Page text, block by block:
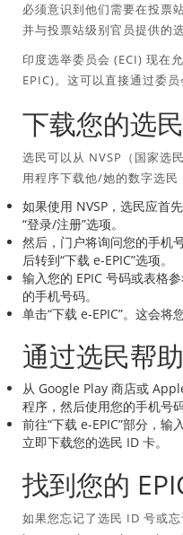
必须意识到他们需要在投票
并与投票站级别官员提供的
印度选举委员会 (ECI) 现在
EPIC)。这可以直接通过委员
下载您的选
选民可以从 NVSP（国家选
用程序下载他/她的数字选民
如果使用 NVSP，选民应
“登录/注册”选项。
然后，门户将询问您的手机
后转到“下载 e-EPIC”选项。
输入您的 EPIC 号码或表格
的手机号码。
单击“下载 e-EPIC”。这会将
通过选民帮
从 Google Play 商店或
程序，然后使用您的手机号
前往“下载 e-EPIC”部分，输
立即下载您的选民 ID 卡。
找到您的
如果您忘记了选民 ID 号或